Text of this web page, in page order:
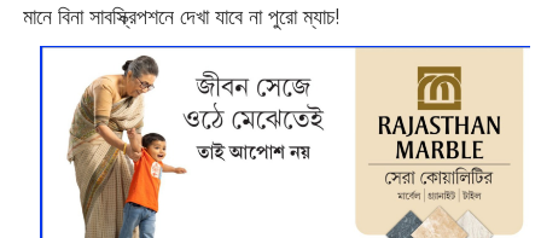
মানে বিনা সাবস্ক্রিপশনে দেখা যাবে না পুরো ম্যাচ!